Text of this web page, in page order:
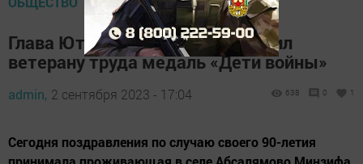
Глава Ютазинского района вручил
ветерану труда медаль «Дети войны»
admin, 2 сентября 2023 - 17:04 638 0 1
Сегодня поздравления по случаю своего 90-летия